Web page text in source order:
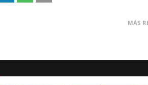
MÁS